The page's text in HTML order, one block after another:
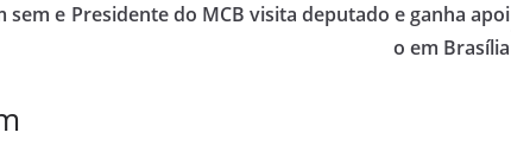
sem e Presidente do MCB visita deputado e ganha apoi
o em Brasília